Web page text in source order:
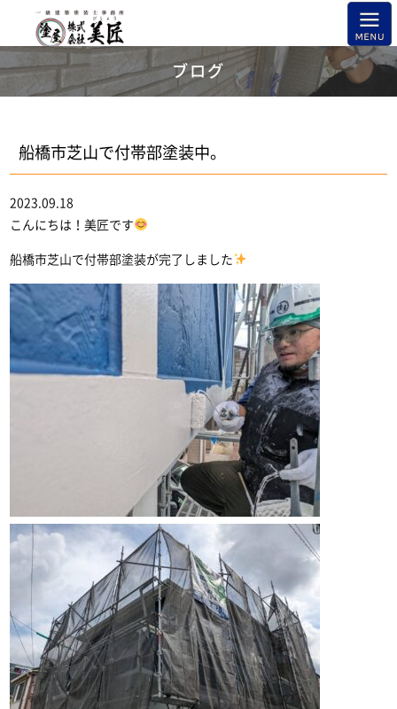
ブログ
船橋市芝山で付帯部塗装中。
2023.09.18
こんにちは！美匠です
船橋市芝山で付帯部塗装が完了しました